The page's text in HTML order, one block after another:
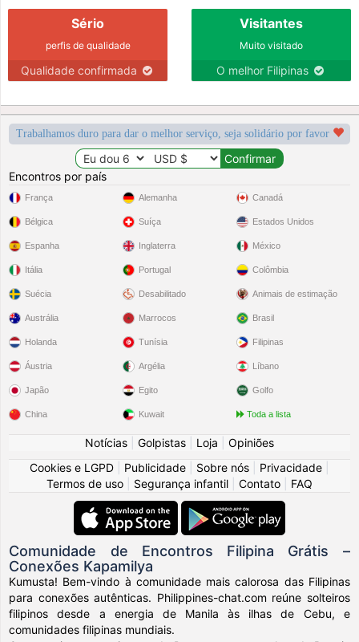
Sério
perfis de qualidade
Qualidade confirmada
Visitantes
Muito visitado
O melhor Filipinas
Trabalhamos duro para dar o melhor serviço, seja solidário por favor
Encontros por país
França
Bélgica
Espanha
Itália
Suécia
Alemanha
Suíça
Inglaterra
Portugal
Desabilitado
Canadá
Estados Unidos
México
Colômbia
Animais de estimação
Austrália
Holanda
Áustria
Japão
China
Marrocos
Tunísia
Argélia
Egito
Kuwait
Brasil
Filipinas
Líbano
Golfo
Toda a lista
Notícias Golpistas Loja
Opiniões
Cookies e LGPD
Publicidade Sobre nós Privacidade
Termos de uso
Segurança infantil Contato FAQ
Comunidade de Encontros Filipina Grátis –
Conexões Kapamilya
Kumusta! Bem-vindo à comunidade mais calorosa das Filipinas
para conexões autênticas. Philippines-chat.com reúne solteiros
filipinos desde a energia de Manila às ilhas de Cebu, e
comunidades filipinas mundiais.